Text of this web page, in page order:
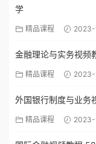
学
精品课程
金融理论与实务视频
精品课程
外国银行制度与业务
精品课程